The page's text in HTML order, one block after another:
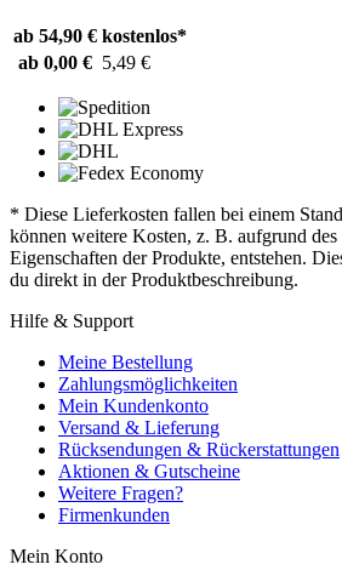
ab 54,90 € kostenlos*
ab 0,00 € 5,49 €
* Diese Lieferkosten fallen bei einem
können weitere Kosten, z. B. aufgrund
Eigenschaften der Produkte, entstehen.
du direkt in der Produktbeschreibung.
Hilfe & Support
Meine Bestellung
Zahlungsmöglichkeiten
Mein Kundenkonto
Versand & Lieferung
Rücksendungen & Rückerstattungen
Aktionen & Gutscheine
Weitere Fragen?
Firmenkunden
Mein Konto